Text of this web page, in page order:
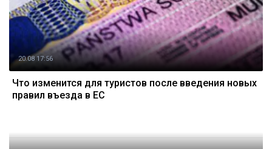
20.08 17:56
Что изменится для туристов после введения новых
правил въезда в ЕС